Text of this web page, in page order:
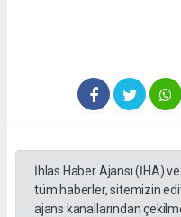
İhlas Haber Ajansı (İHA)
tüm haberler, sitemizin
ajans kanallarından